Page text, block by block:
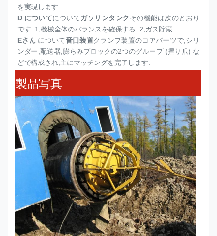
を実現します.
D についてについてガソリンタンク その機能は次のとおり
です. 1,機械全体のバランスを確保する. 2,ガス貯蔵.
Eさん について音口装置クランプ装置のコアパーツで,シリ
ンダー,配送器,膨らみブロックの2つのグループ (握り爪) な
どで構成され,主にマッチングを完了します.
製品写真